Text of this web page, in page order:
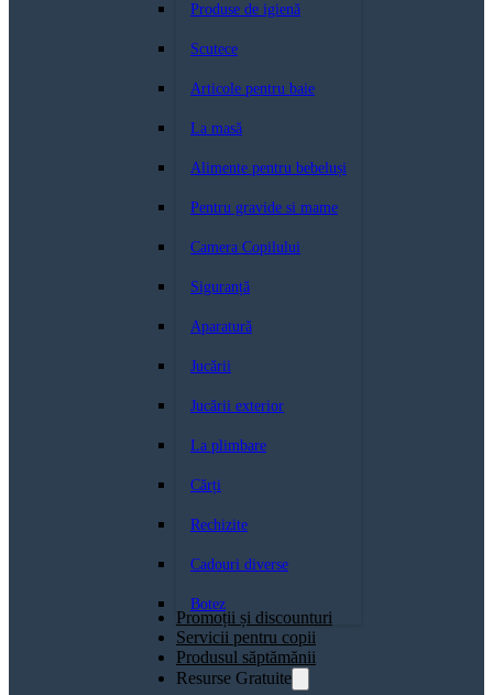
Produse de igienă
Scutece
Articole pentru baie
La masă
Alimente pentru bebeluși
Pentru gravide si mame
Camera Copilului
Siguranță
Aparatură
Jucării
Jucării exterior
La plimbare
Cărți
Rechizite
Cadouri diverse
Botez
Promoții și discounturi
Servicii pentru copii
Produsul săptămănii
Resurse Gratuite